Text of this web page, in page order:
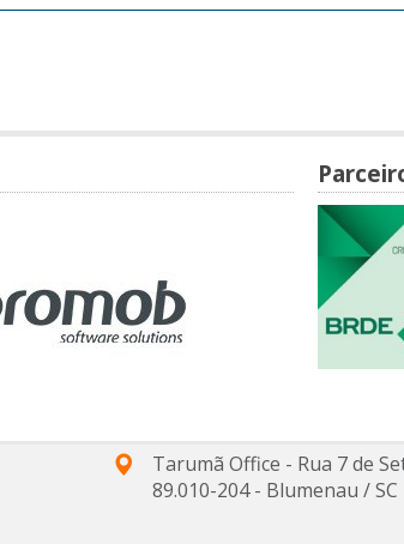
Tarumã Office - Rua 7 de
89.010-204- Blumenau /SC